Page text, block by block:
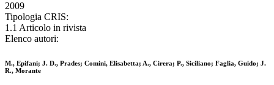
2009
Tipologia CRIS:
1.1 Articolo in rivista
Elenco autori:
M., Epifani; J. D., Prades; Comini, Elisabetta; A., Cirera; P., Siciliano; Faglia, Guido; J.
R., Morante